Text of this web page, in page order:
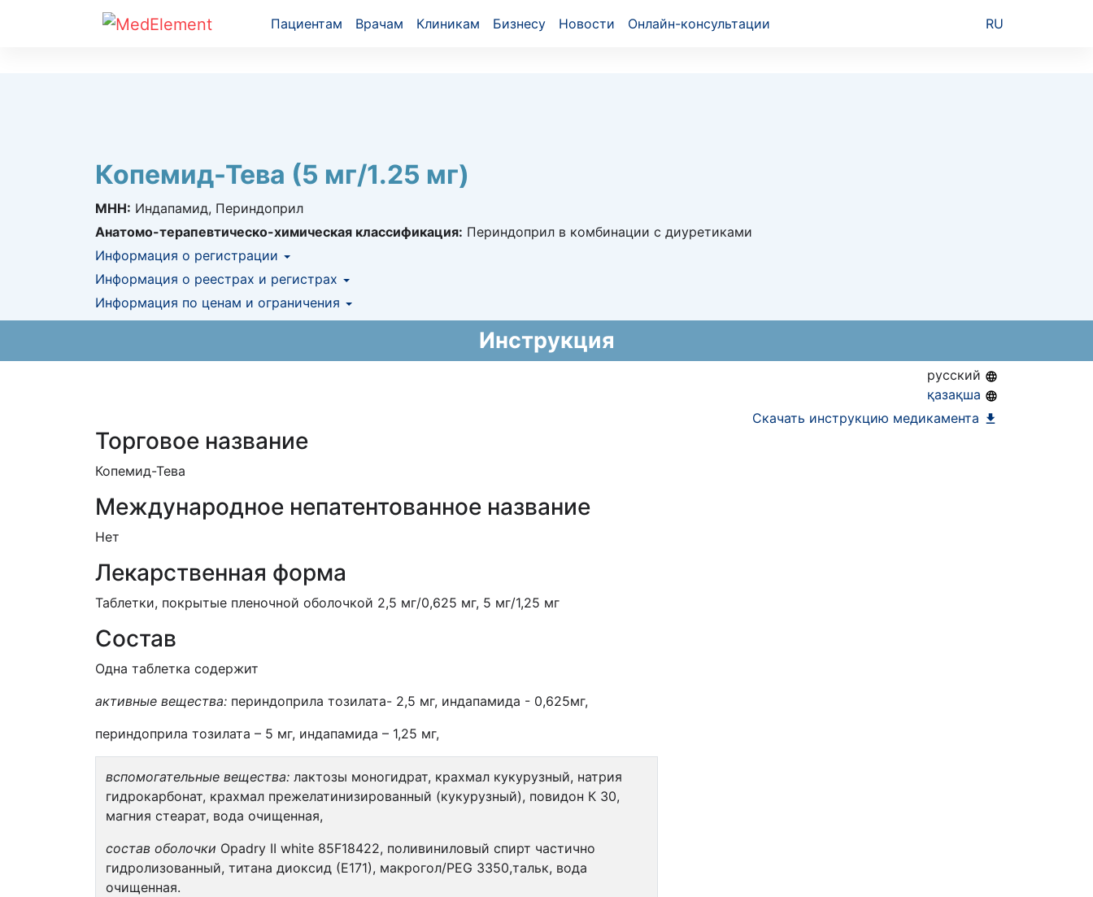
Пациентам Врачам Клиникам Бизнесу Новости Онлайн-консультации RU
Копемид-Тева (5 мг/1.25 мг)
МНН: Индапамид, Периндоприл
Анатомо-терапевтическо-химическая классификация: Периндоприл в комбинации с диуретиками
Информация о регистрации
Номер регистрации в РК:№ РК-ЛС-5№021160
Информация о регистрации в РК:12.11.2019 - бессрочно
Информация о реестрах и регистрах
КНФ (ЛС включено в Казахстанский национальный формуляр лекарственных средств)
Информация по ценам и ограничения
Инструкция
русский
қазақша
Скачать инструкцию медикамента
Торговое название
Копемид-Тева
Международное непатентованное название
Нет
Лекарственная форма
Таблетки, покрытые пленочной оболочкой 2,5 мг/0,625 мг, 5 мг/1,25 мг
Состав
Одна таблетка содержит
активные вещества: периндоприла тозилата- 2,5 мг, индапамида - 0,625мг,
периндоприла тозилата – 5 мг, индапамида – 1,25 мг,
вспомогательные вещества: лактозы моногидрат, крахмал кукурузный, натрия
гидрокарбонат, крахмал прежелатинизированный (кукурузный), повидон К 30,
магния стеарат, вода очищенная,
состав оболочки Opadry II white 85F18422, поливиниловый спирт частично
гидролизованный, титана диоксид (Е171), макрогол/PEG 3350,тальк, вода
очищенная.